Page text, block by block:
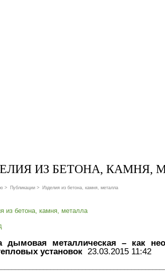
ИЗ БЕТОНА, КАМНЯ,
> Публикации > Изделия из бетона, камня, металла
из бетона, камня, металла
дымовая металлическая – как
установок 23.03.2015 11:42